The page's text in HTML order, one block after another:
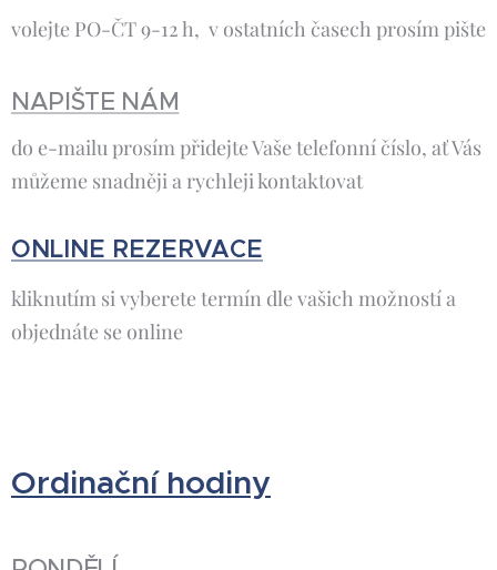
volejte PO-ČT 9-12 h, v ostatních časech prosím pište
NAPIŠTE NÁM
do e-mailu prosím přidejte Vaše telefonní číslo, ať Vás
můžeme snadněji a rychleji kontaktovat
ONLINE REZERVACE
kliknutím si vyberete termín dle vašich možností a
objednáte se online
Ordinační hodiny